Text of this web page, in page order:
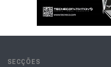
SECÇÕES